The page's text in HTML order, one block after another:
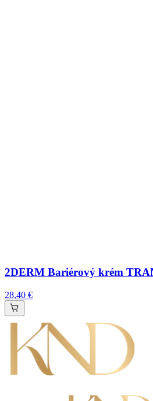
2DERM Bariérový krém
28,40 €